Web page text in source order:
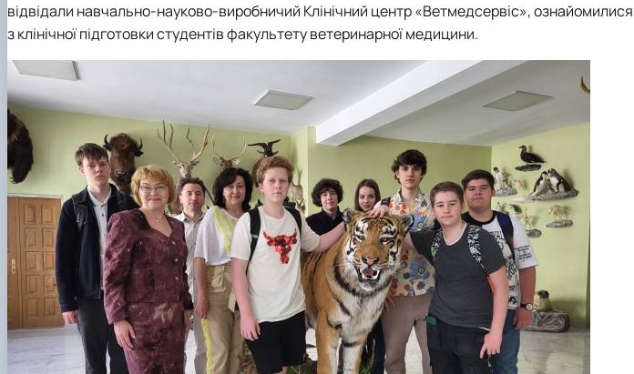
відвідали навчально-науково-виробничий Клінічний центр «Ветмедсервіс»,
з клінічної підготовки студентів факультету ветеринарної медицини.